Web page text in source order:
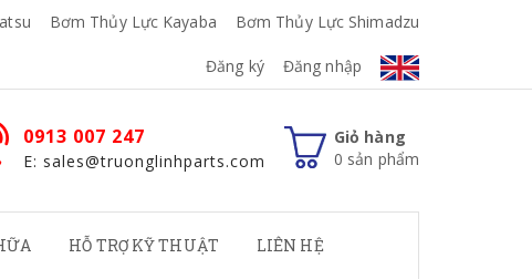
Bơm Thủy Lực Kayaba Bơm Thủy Lực Shimadzu
Đăng ký Đăng nhập
Giỏ hàng
0 sản phẩm
0913 007 247
E: sales@truonglinhparts.com
HỖ TRỢ KỸ THUẬT LIÊN HỆ